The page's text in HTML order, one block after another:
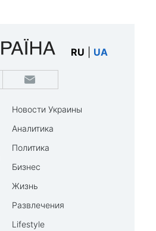
RU UA
Новости Украины
Аналитика
Политика
Бизнес
Жизнь
Развлечения
Lifestyle